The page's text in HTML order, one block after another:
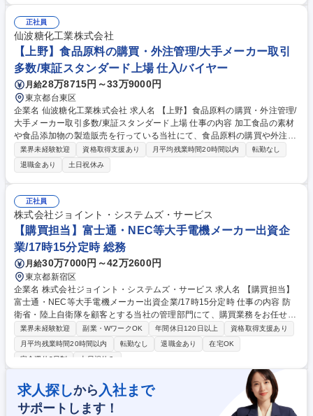
ートナーとの価格/契約条件交渉を経た発注業務をお任せします。また関係
部門やビジネスパートナーの調整や取りまとめ役を担い、最適なサプライ
チェーンの構築をお任せします。必要となる材料や部品、機器装置や工事
の調達契約を取りまとめる基本的な役割に加え、調達品の最適な品質・コ
スト・納期の追求というミッションとなります。 募集職種 ★未経験歓迎
【兵庫(神戸)/調達】モノづくりをサプライチェーン構築から支える
正社員
仙波糖化工業株式会社
【上野】食品原料の購買・外注管理/大手メーカー取引
多数/東証スタンダード上場 仕入/バイヤー
月給28万8715円～33万9000円
東京都台東区
企業名 仙波糖化工業株式会社 求人名 【上野】食品原料の購買・外注管理/
大手メーカー取引多数/東証スタンダード上場 仕事の内容 加工食品の素材
や食品添加物の製造販売を行っている当社にて、食品原料の購買や外注管
理業務をお任せいたします 。未経験からでも段階的に業務を学び、調達の
プロフェッショナルを目指すことができる環境です 。 購買・外注管理の
コア担当として、食品原料や各種製品・部品の発注からトータルにお任せ
します 。■製品や部品の発注業務、日々の徹底した納期管理、仕入れ先と
のコスト交渉 ■生産工場監査をはじめとする品質管理業務への臨機応変な
対応と検証 ■既存システムを中心とした調達部門内の業務効率化、および
仕組み化の推進 ■資材の需給バランスに応じた適切な在庫の管理【業務内
容の変更範囲】当社の指定する業務 募集職種 【上野】食品原料の購買・
外注管理/大手メーカー取引多数/東証スタンダード上場
業界未経験歓迎 資格取得支援あり 月平均残業時間20時間以内
転勤なし
退職金あり
土日祝休み
正社員
株式会社ジョイント・システムズ・サービス
【購買担当】富士通・NEC等大手電機メーカー出資企
業/17時15分定時 総務
月給30万7000円～42万2600円
東京都新宿区
企業名 株式会社ジョイント・システムズ・サービス 求人名 【購買担当】
富士通・NEC等大手電機メーカー出資企業/17時15分定時 仕事の内容 防
衛省・陸上自衛隊を顧客とする当社の管理部門にて、購買業務をお任せい
たします。メイン業務は購買業務となりますが、総務・庶務の業務も一部
お任せいたします。 ■物・購買業務（内容確認、買付、交渉、調整、購入
依頼～支払迄） ■人・購買業務（派遣者・請負者受入にあたっての見積依
他 ┗総務：電話受付、イベント（創立記念行事等）運営 ┗庶務：お弁当
発注、郵便、新聞受取 募集職種 【購買担当】富士通・NEC等大手電機メ
ーカー出資企業/17時15分定時
業界未経験歓迎 副業・WワークOK 年間休日120日以上
資格取得支援あり
月平均残業時間20時間以内
転勤なし 退職金あり
在宅OK
完全週休2日制
土日祝休み
求人探しから 入社まで
サポートします！